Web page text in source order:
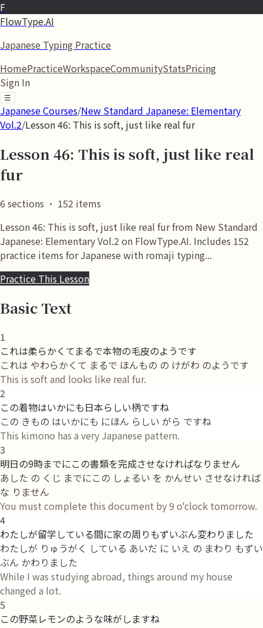
F
FlowType.AI
Japanese Typing Practice
HomePracticeWorkspaceCommunityStatsPricing
Sign In
☰
Japanese Courses/New Standard Japanese: Elementary
Vol.2/Lesson 46: This is soft, just like real fur
Lesson 46: This is soft, just like real
fur
6sections · 152 items
Lesson 46: This is soft, just like real fur from New Standard
Japanese: Elementary Vol.2 on FlowType.AI. Includes 152
practice items for Japanese with romaji typing...
Practice This Lesson
Basic Text
1
これは柔らかくてまるで本物の毛皮のようです
これは やわらかくて まるで ほんもの の けがわ のようです
This is soft and looks like real fur.
2
この着物はいかにも日本らしい柄ですね
この きもの はいかにも にほん らしい がら ですね
This kimono has a very Japanese pattern.
3
明日の9時までにこの書類を完成させなければなりません
あした の くじ までにこの しょるい を かんせい させなければ
な りません
You must complete this document by 9 o'clock tomorrow.
4
わたしが留学している間に家の周りもずいぶん変わりました
わたしが りゅうがく している あいだ に いえ の まわり もずい
ぶん かわりました
While I was studying abroad, things around my house
changed a lot.
5
この野菜レモンのような味がしますね